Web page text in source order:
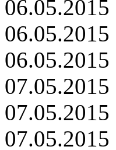
06.05.2015
07.05.2015